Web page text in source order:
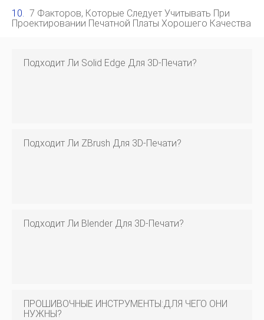
7 Факторов, Которые Следует Учитывать При
Проектировании Печатной Платы Хорошего Качества
Подходит Ли Solid Edge Для 3D-Печати?
Подходит Ли ZBrush Для 3D-Печати?
Подходит Ли Blender Для 3D-Печати?
ПРОШИВОЧНЫЕ ИНСТРУМЕНТЫ:ДЛЯ ЧЕГО ОНИ
НУЖНЫ?